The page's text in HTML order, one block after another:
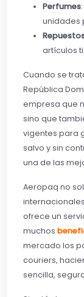
Perfumes
unidades
artículos
Cuando se
República
empresa que
sino que
vigentes para
salvo y sin
una de las
Aeropaq no
ofrece un
muchos
mercado los
couriers,
sencilla,